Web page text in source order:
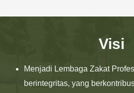
Visi
Menjadi Lembaga Zakat
berintegritas, yang